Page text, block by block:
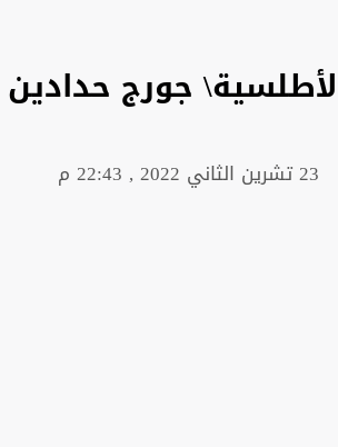
جورج حدادين
23 تشرين الثاني 2022 , 22:43 م